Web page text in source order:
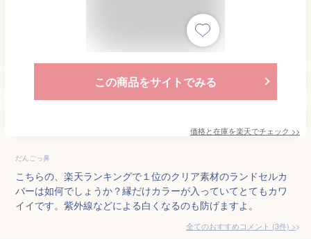
この商品をサイトでみる
価格と在庫を楽天でチェック >>
だんごっ鼻
こちらの、楽天ランキングで１位のクリア素材のランドセルカ
バーは如何でしょうか？縁だけカラーが入っていてとてもカワ
イイです。紫外線などによる白くなるのも防げますよ。
全てのおすすめコメント (3件) >